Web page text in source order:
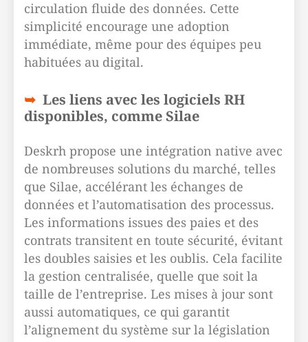
circulation fluide des données. Cette
simplicité encourage une adoption
immédiate, même pour des équipes peu
habituées au digital.
Les liens avec les logiciels RH
disponibles, comme Silae
Deskrh propose une intégration native avec
de nombreuses solutions du marché, telles
que Silae, accélérant les échanges de
données et l’automatisation des processus.
Les informations issues des paies et des
contrats transitent en toute sécurité, évitant
les doubles saisies et les oublis. Cela facilite
la gestion centralisée, quelle que soit la
taille de l’entreprise. Les mises à jour sont
aussi automatiques, ce qui garantit
l’alignement du système sur la législation